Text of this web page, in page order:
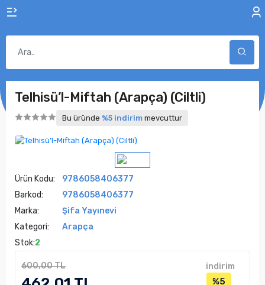
Telhisü’l-Miftah (Arapça) (Ciltli)
Bu üründe %5 indirim mevcuttur
Ürün Kodu:
9786058406377
Barkod:
9786058406377
Marka:
Şifa Yayınevi
Kategori:
Arapça
Stok:2
600,00 TL indirim
%5